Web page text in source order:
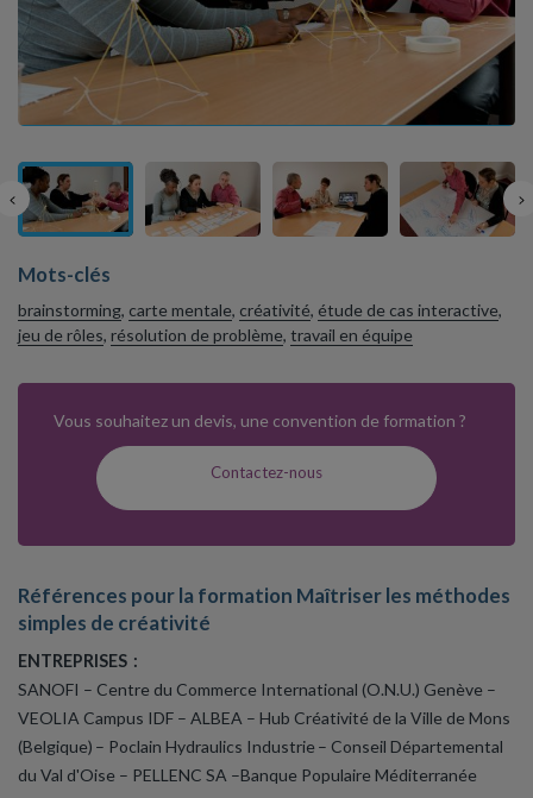
Mots-clés
brainstorming, carte mentale, créativité, étude de cas interactive,
jeu de rôles, résolution de problème, travail en équipe
Vous souhaitez un devis, une convention de formation ?
Contactez-nous
Références pour la formation Maîtriser les méthodes
simples de créativité
ENTREPRISES :
SANOFI – Centre du Commerce International (O.N.U.) Genève –
VEOLIA Campus IDF – ALBEA – Hub Créativité de la Ville de Mons
(Belgique) – Poclain Hydraulics Industrie – Conseil Départemental
du Val d'Oise – PELLENC SA –Banque Populaire Méditerranée